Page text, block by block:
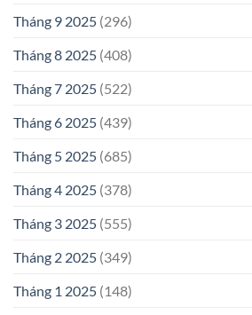
Tháng 9 2025 (296)
Tháng 8 2025 (408)
Tháng 7 2025 (522)
Tháng 6 2025 (439)
Tháng 5 2025 (685)
Tháng 4 2025 (378)
Tháng 3 2025 (555)
Tháng 2 2025 (349)
Tháng 1 2025 (148)